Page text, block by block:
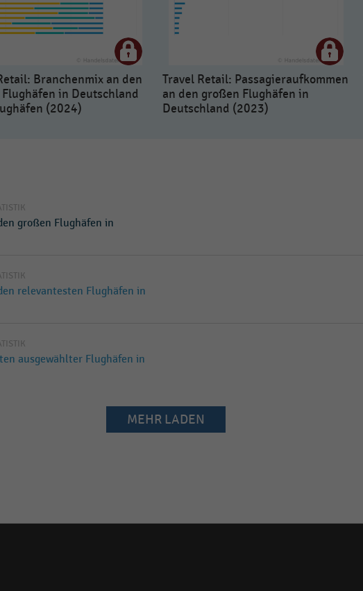
Branchenmix an den
in Deutschland
(2024)
Travel Retail: Passagieraufkommen
an den großen Flughäfen in
Deutschland (2023)
großen Flughäfen in
relevantesten Flughäfen in
ausgewählter Flughäfen in
MEHR LADEN